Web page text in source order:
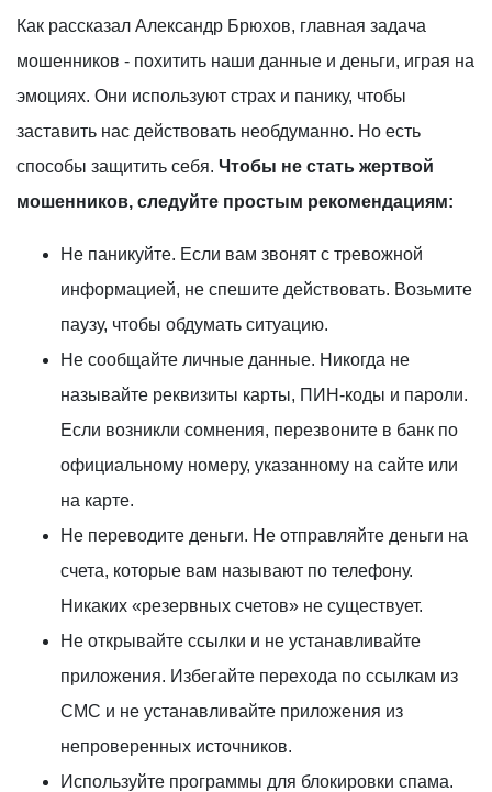
Как рассказал Александр Брюхов, главная задача
мошенников - похитить наши данные и деньги, играя на
эмоциях. Они используют страх и панику, чтобы
заставить нас действовать необдуманно. Но есть
способы защитить себя. Чтобы не стать жертвой
мошенников, следуйте простым рекомендациям:
Не паникуйте. Если вам звонят с тревожной
информацией, не спешите действовать. Возьмите
паузу, чтобы обдумать ситуацию.
Не сообщайте личные данные. Никогда не
называйте реквизиты карты, ПИН-коды и пароли.
Если возникли сомнения, перезвоните в банк по
официальному номеру, указанному на сайте или
на карте.
Не переводите деньги. Не отправляйте деньги на
счета, которые вам называют по телефону.
Никаких «резервных счетов» не существует.
Не открывайте ссылки и не устанавливайте
приложения. Избегайте перехода по ссылкам из
СМС и не устанавливайте приложения из
непроверенных источников.
Используйте программы для блокировки спама.